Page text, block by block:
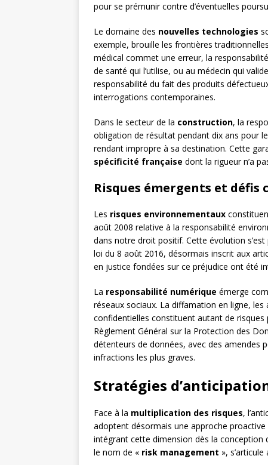
pour se prémunir contre d’éventuelles
Le domaine des nouvelles technologies
exemple, brouille les frontières
médical commet une erreur, la
de santé qui l’utilise, ou au médecin qui
responsabilité du fait des produits
interrogations contemporaines.
Dans le secteur de la construction, la
obligation de résultat pendant dix ans pour
rendant impropre à sa destination. Cette
spécificité française dont la rigueur n’a
Risques émergents et défis
Les risques environnementaux
août 2008 relative à la responsabilité
dans notre droit positif. Cette évolution
loi du 8 août 2016, désormais inscrit aux
en justice fondées sur ce préjudice ont été
La responsabilité numérique émerge
réseaux sociaux. La diffamation en ligne,
confidentielles constituent autant de
Règlement Général sur la Protection des
détenteurs de données, avec des amendes
infractions les plus graves.
Stratégies
Face à la multiplication des risques,
adoptent désormais une approche
intégrant cette dimension dès la conception
le nom de « risk management »,